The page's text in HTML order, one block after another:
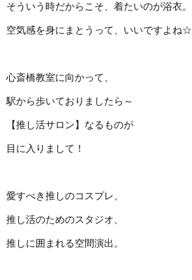
そういう時だからこそ、着たいのが浴衣。
空気感を身にまとうって、いいですよね☆
心斎橋教室に向かって、
駅から歩いておりましたら～
【推し活サロン】なるものが
目に入りまして！
愛すべき推しのコスプレ、
推し活のためのスタジオ、
推しに囲まれる空間演出。